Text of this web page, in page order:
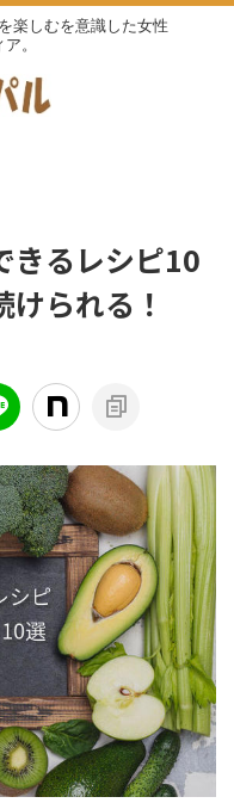
楽しむを意識した女性
。
きるレシピ10
られる！